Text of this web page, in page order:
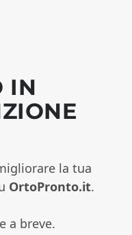
IN
la tua
OrtoPronto.it.
a breve.